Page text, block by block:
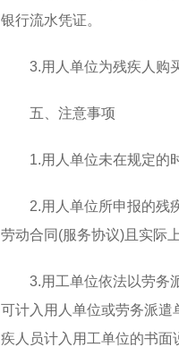
银行流水凭证。
3.用人单位为残疾人购
五、注意事项
1.用人单位未在规定的
2.用人单位所申报的残
劳动合同(服务协议)且实际
3.用工单位依法以劳务
可计入用人单位或劳务派
疾人员计入用工单位的书